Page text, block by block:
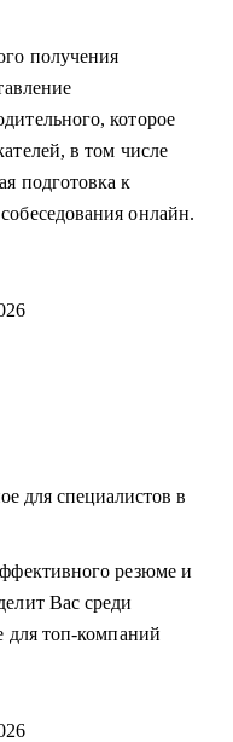
получения
которое
в том числе
подготовка к
онлайн.
для специалистов в
резюме и
Вас среди
для топ-компаний